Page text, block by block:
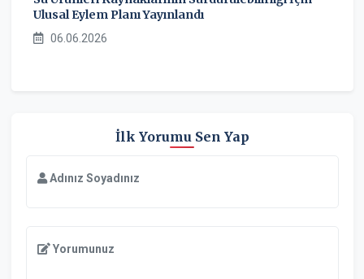
Ulusal Eylem Planı Yayınlandı
06.06.2026
İlk Yorumu Sen Yap
Adınız Soyadınız
Yorumunuz